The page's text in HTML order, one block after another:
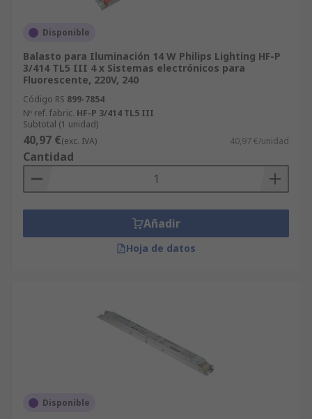
Disponible
Balasto para Iluminación 14 W Philips Lighting HF-P
3/414 TL5 III 4 x Sistemas electrónicos para
Fluorescente, 220V, 240
Código RS 899-7854
Nº ref. fabric. HF-P 3/414 TL5 III
Subtotal (1 unidad)
40,97 €(exc. IVA) 40,97 €/unidad
Cantidad
Añadir
Hoja de datos
Disponible